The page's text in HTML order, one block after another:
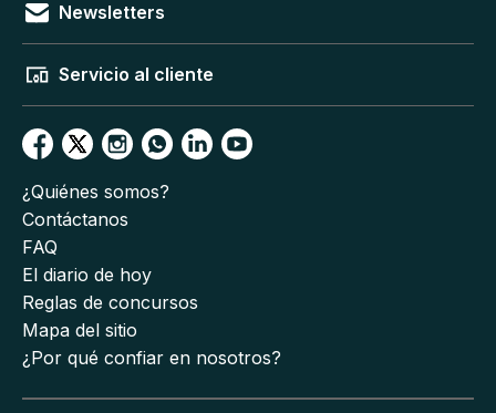
Newsletters
Servicio al cliente
¿Quiénes somos?
Contáctanos
FAQ
El diario de hoy
Reglas de concursos
Mapa del sitio
¿Por qué confiar en nosotros?